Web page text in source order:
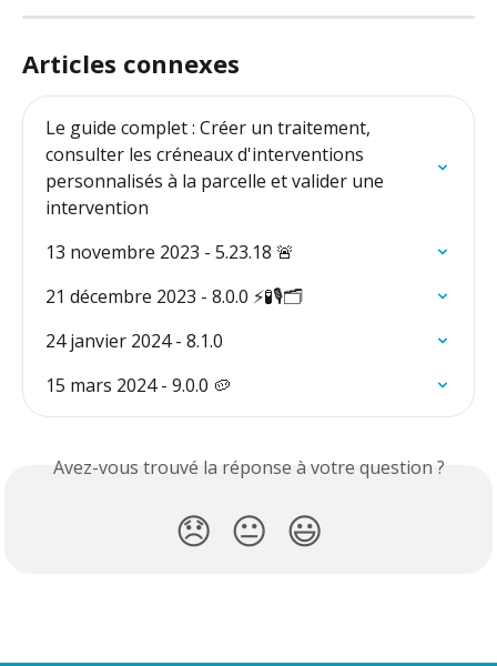
Articles connexes
Le guide complet : Créer un traitement,
consulter les créneaux d'interventions
personnalisés à la parcelle et valider une
intervention
13 novembre 2023 - 5.23.18 🚨
21 décembre 2023 - 8.0.0 ⚡️🧪🎙️🗂️
24 janvier 2024 - 8.1.0
15 mars 2024 - 9.0.0 🥔
Avez-vous trouvé la réponse à votre question ?
😞 😐 😃